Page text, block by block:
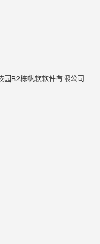
园B2栋帆软软件有限公司